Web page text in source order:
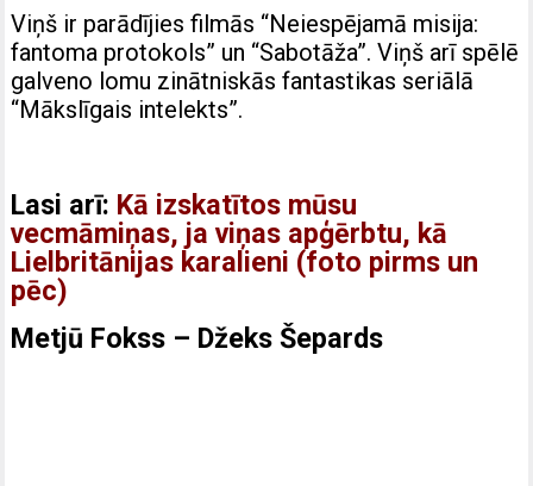
Viņš ir parādījies filmās “Neiespējamā misija:
fantoma protokols” un “Sabotāža”. Viņš arī spēlē
galveno lomu zinātniskās fantastikas seriālā
“Mākslīgais intelekts”.
Lasi arī: Kā izskatītos mūsu
vecmāmiņas, ja viņas apģērbtu, kā
Lielbritānijas karalieni (foto pirms un
pēc)
Metjū Fokss – Džeks Šepards